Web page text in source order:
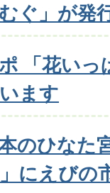
むぐ」が
「花い
ます
本のひな
にえびの